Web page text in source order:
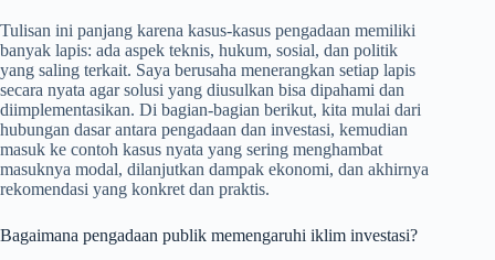
Tulisan ini panjang karena kasus-kasus pengadaan memiliki
banyak lapis: ada aspek teknis, hukum, sosial, dan politik
yang saling terkait. Saya berusaha menerangkan setiap lapis
secara nyata agar solusi yang diusulkan bisa dipahami dan
diimplementasikan. Di bagian-bagian berikut, kita mulai dari
hubungan dasar antara pengadaan dan investasi, kemudian
masuk ke contoh kasus nyata yang sering menghambat
masuknya modal, dilanjutkan dampak ekonomi, dan akhirnya
rekomendasi yang konkret dan praktis.
Bagaimana pengadaan publik memengaruhi iklim investasi?